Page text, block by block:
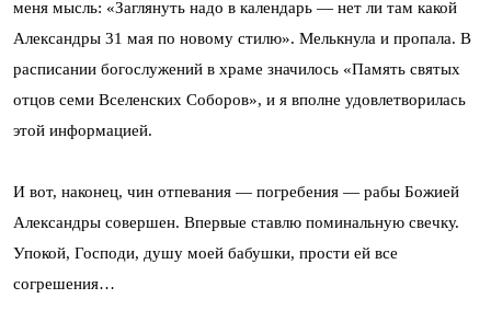
меня мысль: «Заглянуть надо в календарь — нет ли там какой
Александры 31 мая по новому стилю». Мелькнула и пропала. В
расписании богослужений в храме значилось «Память святых
отцов семи Вселенских Соборов», и я вполне удовлетворилась
этой информацией.
И вот, наконец, чин отпевания — погребения — рабы Божией
Александры совершен. Впервые ставлю поминальную свечку.
Упокой, Господи, душу моей бабушки, прости ей все
согрешения…